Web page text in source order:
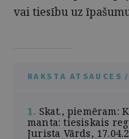
vai tiesību uz
RAKSTA ATSAUCES
1. Skat., piemēram:
manta: tiesiskais
Jurista Vārds,